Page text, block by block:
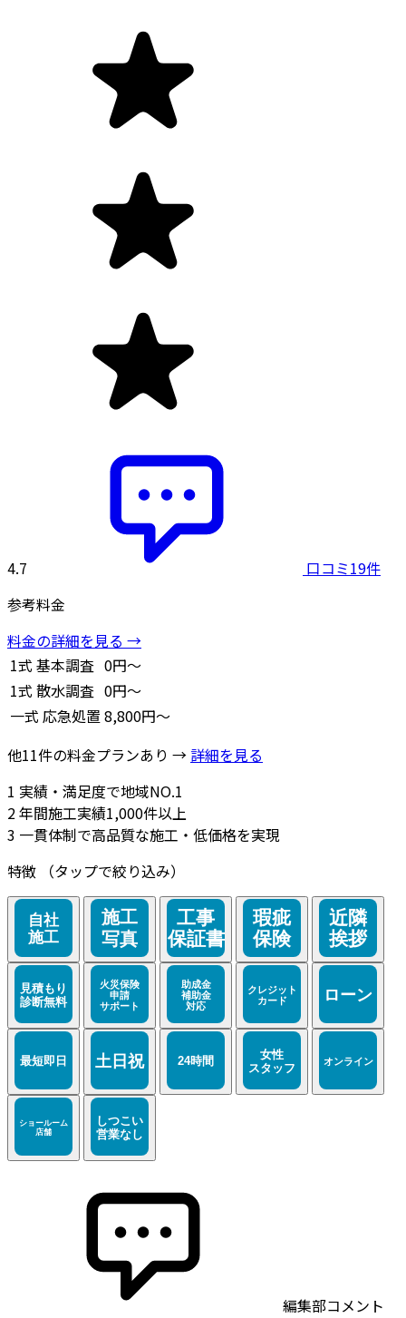
4.7
口コミ19件
参考料金
料金の詳細を見る →
1式 基本調査 0円～
1式 散水調査 0円～
一式 応急処置 8,800円～
他11件の料金プランあり → 詳細を見る
1 実績・満足度で地域NO.1
2年間施工実績1,000件以上
3 一貫体制で高品質な施工・低価格を実現
特徴
（タップで絞り込み）
編集部コメント